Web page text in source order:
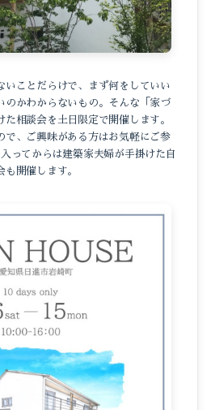
いことだらけで、まず何をしていい
のかわからないもの。そんな「家づ
た相談会を土日限定で開催します。
で、ご興味がある方はお気軽にご参
ってからは建築家夫婦が手掛けた自
開催します。